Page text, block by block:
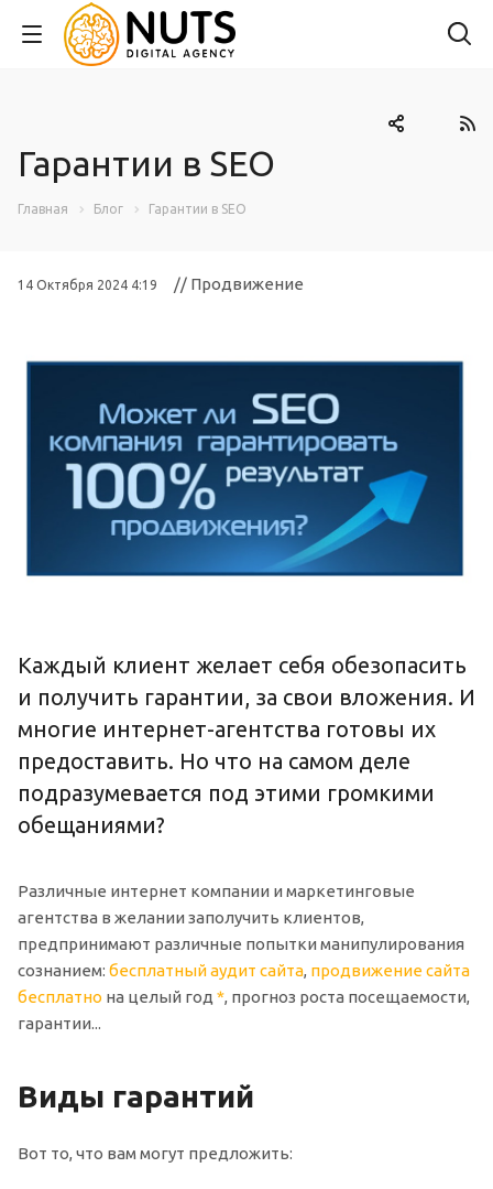
Гарантии в SEO
Главная Блог Гарантии в SEO
14 Октября 2024 4:19 // Продвижение
Каждый клиент желает себя обезопасить
и получить гарантии, за свои вложения. И
многие интернет-агентства готовы их
предоставить. Но что на самом деле
подразумевается под этими громкими
обещаниями?
Различные интернет компании и маркетинговые
агентства в желании заполучить клиентов,
предпринимают различные попытки манипулирования
сознанием: бесплатный аудит сайта, продвижение сайта
бесплатно на целый год *, прогноз роста посещаемости,
гарантии...
Виды гарантий
Вот то, что вам могут предложить: